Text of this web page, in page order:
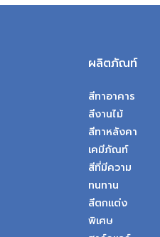
ผลิตภัณท์
สีทาอาคาร
สีงานไม้
สีทาหลังคา
เคมีภัณท์
สีที่มีความ
ทนทาน
สีตกแต่ง
พิเศษ